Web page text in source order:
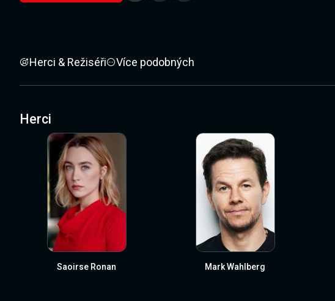
Herci & Režiséři Více podobných
Herci
Saoirse Ronan Mark Wahlberg